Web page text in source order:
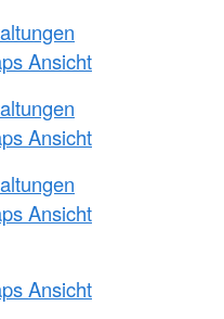
Ansicht
Ansicht
Ansicht
Ansicht